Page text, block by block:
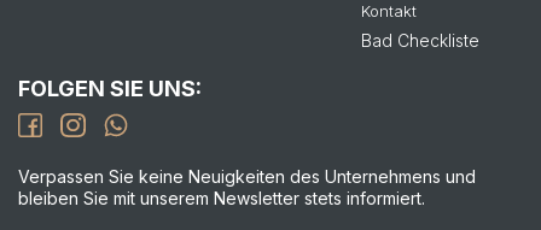
Kontakt
Bad Checkliste
FOLGEN SIE UNS:
Verpassen Sie keine Neuigkeiten des Unternehmens und
bleiben Sie mit unserem Newsletter stets informiert.